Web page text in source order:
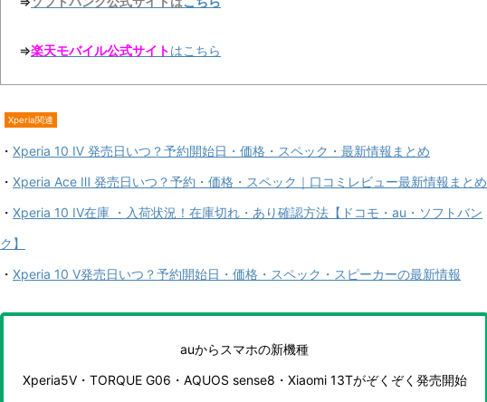
⇒楽天モバイル公式サイトはこちら
Xperia関連
・ Xperia 10 Ⅳ 発売日いつ？予約開始日・価格・スペック・最新情報まとめ
・ Xperia Ace Ⅲ 発売日いつ？予約・価格・スペック｜口コミレビュー最新情報まとめ
・ Xperia 10 IV在庫 ・入荷状況！在庫切れ・あり確認方法【ドコモ・au・ソフトバン
ク】
・ Xperia 10 V発売日いつ？予約開始日・価格・スペック・スピーカーの最新情報
auからスマホの新機種
Xperia5V・TORQUE G06・AQUOS sense8・Xiaomi 13Tがぞくぞく発売開始